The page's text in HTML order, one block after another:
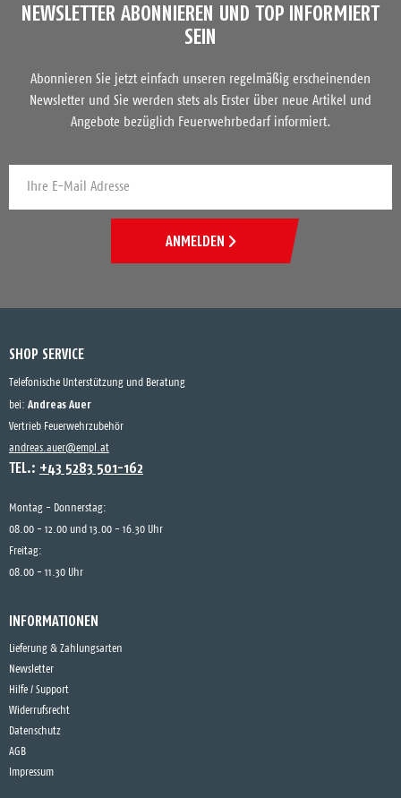
NEWSLETTER ABONNIEREN UND TOP INFORMIERT
SEIN
Abonnieren Sie jetzt einfach unseren regelmäßig erscheinenden
Newsletter und Sie werden stets als Erster über neue Artikel und
Angebote bezüglich Feuerwehrbedarf informiert.
ANMELDEN
SHOP SERVICE
Telefonische Unterstützung und Beratung
bei: Andreas Auer
Vertrieb Feuerwehrzubehör
andreas.auer@empl.at
TEL.: +43 5283 501-162
Montag - Donnerstag:
08.00 - 12.00 und 13.00 - 16.30 Uhr
Freitag:
08.00 - 11.30 Uhr
INFORMATIONEN
Lieferung & Zahlungsarten
Newsletter
Hilfe / Support
Widerrufsrecht
Datenschutz
AGB
Impressum